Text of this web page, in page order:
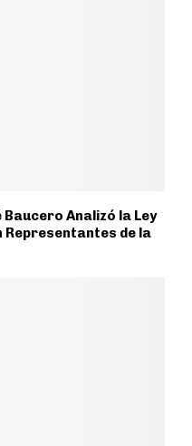
Analizó la Ley
Representantes de la